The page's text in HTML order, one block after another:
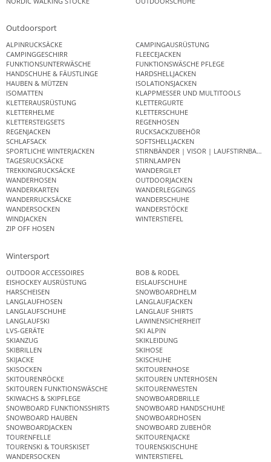
Outdoorsport
ALPINRUCKSÄCKE
CAMPINGAUSRÜSTUNG
CAMPINGGESCHIRR
FLEECEJACKEN
FUNKTIONSUNTERWÄSCHE
FUNKTIONSWÄSCHE PFLEGE
HANDSCHUHE & FÄUSTLINGE
HARDSHELLJACKEN
HAUBEN & MÜTZEN
ISOLATIONSJACKEN
ISOMATTEN
KLAPPMESSER UND MULTITOOLS
KLETTERAUSRÜSTUNG
KLETTERGURTE
KLETTERHELME
KLETTERSCHUHE
KLETTERSTEIGSETS
REGENHOSEN
REGENJACKEN
RUCKSACKZUBEHÖR
SCHLAFSACK
SOFTSHELLJACKEN
SPORTLICHE WINTERJACKEN
STIRNBÄNDER | VISOR | LAUFSTIRNBAND
TAGESRUCKSÄCKE
STIRNLAMPEN
TREKKINGRUCKSÄCKE
WANDERGILET
WANDERHOSEN
OUTDOORJACKEN
WANDERKARTEN
WANDERLEGGINGS
WANDERRUCKSÄCKE
WANDERSCHUHE
WANDERSOCKEN
WANDERSTÖCKE
WINDJACKEN
WINTERSTIEFEL
ZIP OFF HOSEN
Wintersport
OUTDOOR ACCESSOIRES
BOB & RODEL
EISHOCKEY AUSRÜSTUNG
EISLAUFSCHUHE
HARSCHEISEN
SNOWBOARDHELM
LANGLAUFHOSEN
LANGLAUFJACKEN
LANGLAUFSCHUHE
LANGLAUF SHIRTS
LANGLAUFSKI
LAWINENSICHERHEIT
LVS-GERÄTE
SKI ALPIN
SKIANZUG
SKIKLEIDUNG
SKIBRILLEN
SKIHOSE
SKIJACKE
SKISCHUHE
SKISOCKEN
SKITOURENHOSE
SKITOURENRÖCKE
SKITOUREN UNTERHOSEN
SKITOUREN FUNKTIONSWÄSCHE
SKITOURENWESTEN
SKIWACHS & SKIPFLEGE
SNOWBOARDBRILLE
SNOWBOARD FUNKTIONSSHIRTS
SNOWBOARD HANDSCHUHE
SNOWBOARD HAUBEN
SNOWBOARDHOSEN
SNOWBOARDJACKEN
SNOWBOARD ZUBEHÖR
TOURENFELLE
SKITOURENJACKE
TOURENSKI & TOURSKISET
TOURENSKISCHUHE
WANDERSOCKEN
WINTERSTIEFEL